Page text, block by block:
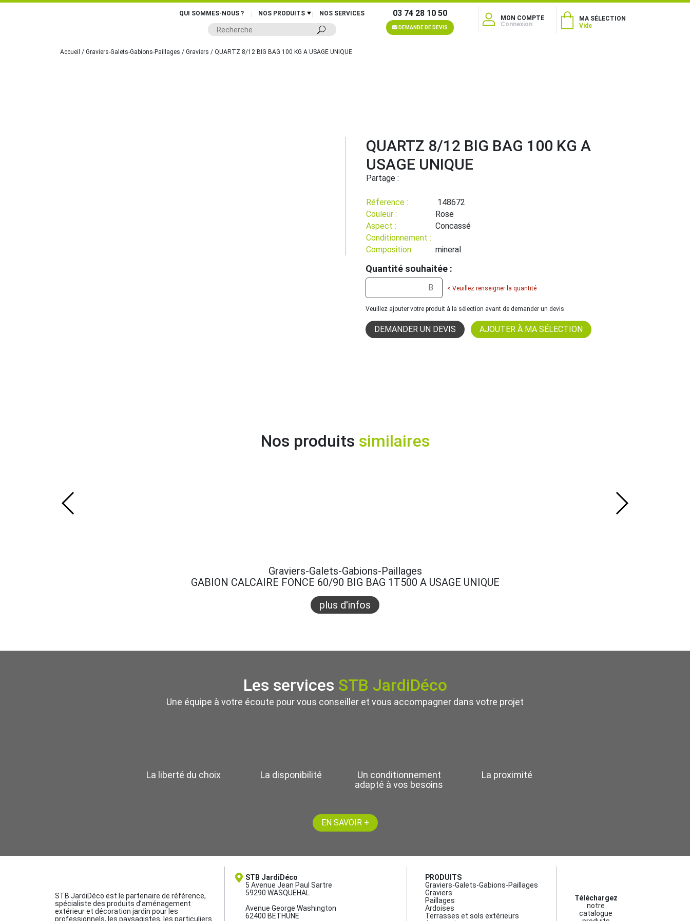
QUI SOMMES-NOUS ? NOS PRODUITS NOS SERVICES 03 74 28 10 50
DEMANDE DE DEVIS
MON COMPTE
Connexion
MA SÉLECTION
Vide
Accueil / Graviers-Galets-Gabions-Paillages / Graviers / QUARTZ 8/12 BIG BAG 100 KG A USAGE UNIQUE
QUARTZ 8/12 BIG BAG 100 KG A
USAGE UNIQUE
Partage :
Réference :
148672
Couleur :
Rose
Aspect :
Concassé
Conditionnement :
Composition :
mineral
Quantité souhaitée :
< Veuillez renseigner la quantité
Veuillez ajouter votre produit à la sélection avant de demander un devis
DEMANDER UN DEVIS
Nos produits similaires
Graviers-Galets-Gabions-Paillages
GABION CALCAIRE FONCE 60/90 BIG BAG 1T500 A USAGE UNIQUE
plus d'infos
Les services STB JardiDéco
Une équipe à votre écoute pour vous conseiller et vous accompagner dans votre projet
La liberté du choix La disponibilité
Un conditionnement
adapté à vos besoins
La proximité
EN SAVOIR +
STB JardiDéco est le partenaire de référence,
spécialiste des produits d’aménagement
extérieur et décoration jardin pour les
professionnels, les paysagistes, les particuliers
STB JardiDéco
5 Avenue Jean Paul Sartre
59290 WASQUEHAL
Avenue George Washington
62400 BETHUNE
PRODUITS
Graviers-Galets-Gabions-Paillages
Graviers
Paillages
Ardoises
Terrasses et sols extérieurs
Téléchargez
notre
catalogue